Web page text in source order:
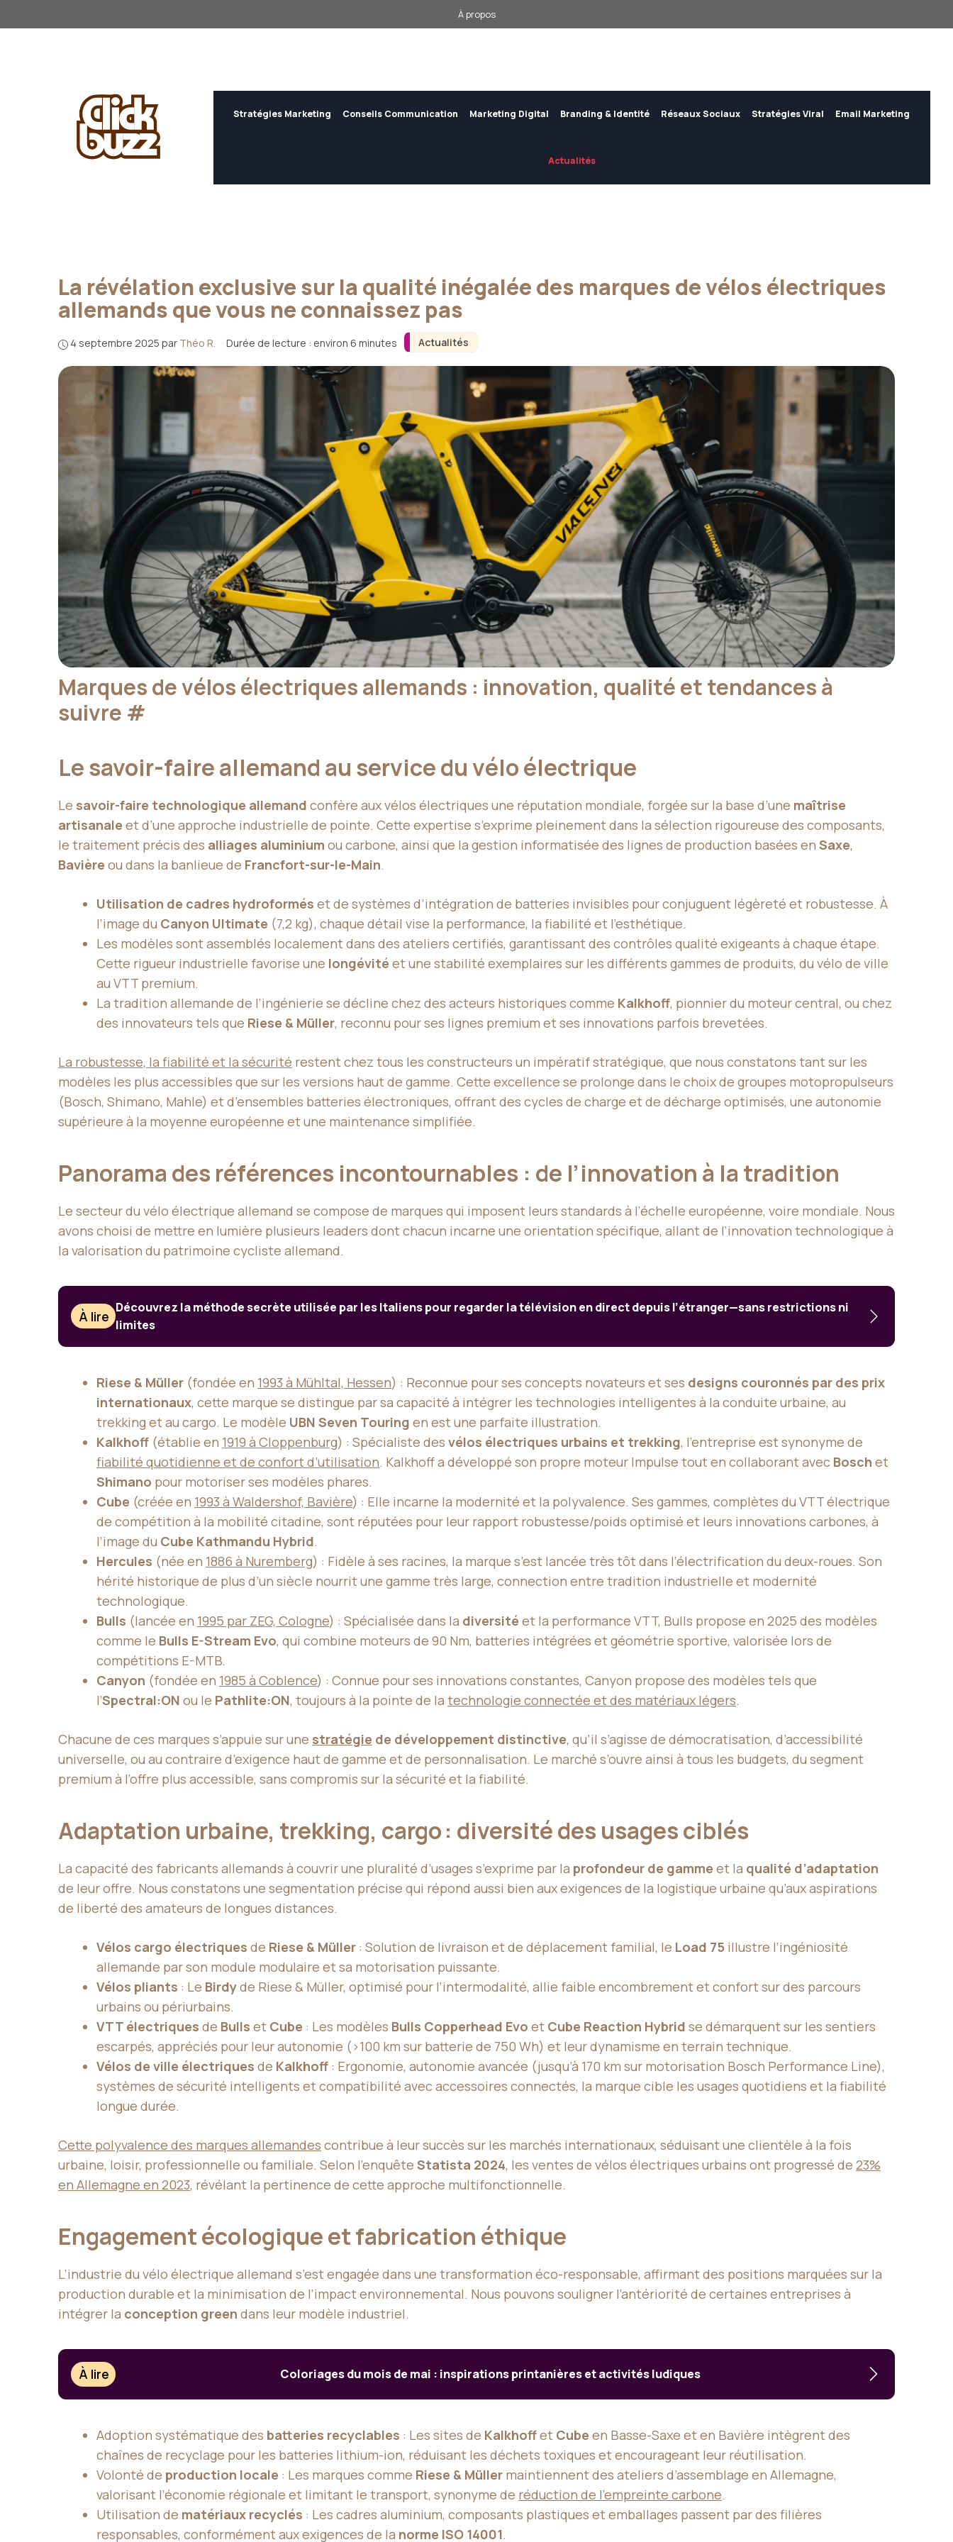
au
À propos
Stratégies Marketing Conseils Communication Marketing Digital Branding & Identité Réseaux Sociaux Stratégies Viral Email Marketing
Actualités
Actualités
La révélation exclusive sur la qualité inégalée des marques de vélos électriques
allemands que vous ne connaissez pas
4 septembre 2025 par Théo R. · Durée de lecture : environ 6 minutes
Marques de vélos électriques allemands : innovation, qualité et tendances à
suivre #
Le savoir-faire allemand au service du vélo électrique
Le savoir-faire technologique allemand confère aux vélos électriques une réputation mondiale, forgée sur la base d’une maîtrise
artisanale et d’une approche industrielle de pointe. Cette expertise s’exprime pleinement dans la sélection rigoureuse des composants,
le traitement précis des alliages aluminium ou carbone, ainsi que la gestion informatisée des lignes de production basées en Saxe,
Bavière ou dans la banlieue de Francfort-sur-le-Main.
Utilisation de cadres hydroformés et de systèmes d’intégration de batteries invisibles pour conjuguent légèreté et robustesse. À
l’image du Canyon Ultimate (7,2 kg), chaque détail vise la performance, la fiabilité et l’esthétique.
Les modèles sont assemblés localement dans des ateliers certifiés, garantissant des contrôles qualité exigeants à chaque étape.
Cette rigueur industrielle favorise une longévité et une stabilité exemplaires sur les différents gammes de produits, du vélo de ville
au VTT premium.
La tradition allemande de l’ingénierie se décline chez des acteurs historiques comme Kalkhoff, pionnier du moteur central, ou chez
des innovateurs tels que Riese & Müller, reconnu pour ses lignes premium et ses innovations parfois brevetées.
La robustesse, la fiabilité et la sécurité restent chez tous les constructeurs un impératif stratégique, que nous constatons tant sur les
modèles les plus accessibles que sur les versions haut de gamme. Cette excellence se prolonge dans le choix de groupes motopropulseurs
(Bosch, Shimano, Mahle) et d’ensembles batteries électroniques, offrant des cycles de charge et de décharge optimisés, une autonomie
supérieure à la moyenne européenne et une maintenance simplifiée.
Panorama des références incontournables : de l’innovation à la tradition
Le secteur du vélo électrique allemand se compose de marques qui imposent leurs standards à l’échelle européenne, voire mondiale. Nous
avons choisi de mettre en lumière plusieurs leaders dont chacun incarne une orientation spécifique, allant de l’innovation technologique à
la valorisation du patrimoine cycliste allemand.
À lire
Découvrez la méthode secrète utilisée par les Italiens pour regarder la télévision en direct depuis l’étranger—sans restrictions ni
limites
Riese & Müller (fondée en 1993 à Mühltal, Hessen) : Reconnue pour ses concepts novateurs et ses designs couronnés par des prix
internationaux, cette marque se distingue par sa capacité à intégrer les technologies intelligentes à la conduite urbaine, au
trekking et au cargo. Le modèle UBN Seven Touring en est une parfaite illustration.
Kalkhoff (établie en 1919 à Cloppenburg) : Spécialiste des vélos électriques urbains et trekking, l’entreprise est synonyme de
fiabilité quotidienne et de confort d’utilisation. Kalkhoff a développé son propre moteur Impulse tout en collaborant avec Bosch et
Shimano pour motoriser ses modèles phares.
Cube (créée en 1993 à Waldershof, Bavière) : Elle incarne la modernité et la polyvalence. Ses gammes, complètes du VTT électrique
de compétition à la mobilité citadine, sont réputées pour leur rapport robustesse/poids optimisé et leurs innovations carbones, à
l’image du Cube Kathmandu Hybrid.
Hercules (née en 1886 à Nuremberg) : Fidèle à ses racines, la marque s’est lancée très tôt dans l’électrification du deux-roues. Son
hérité historique de plus d’un siècle nourrit une gamme très large, connection entre tradition industrielle et modernité
technologique.
Bulls (lancée en 1995 par ZEG, Cologne) : Spécialisée dans la diversité et la performance VTT, Bulls propose en 2025 des modèles
comme le Bulls E-Stream Evo, qui combine moteurs de 90 Nm, batteries intégrées et géométrie sportive, valorisée lors de
compétitions E-MTB.
Canyon (fondée en 1985 à Coblence) : Connue pour ses innovations constantes, Canyon propose des modèles tels que
l’Spectral:ON ou le Pathlite:ON, toujours à la pointe de la technologie connectée et des matériaux légers.
Chacune de ces marques s’appuie sur une stratégie de développement distinctive, qu’il s’agisse de démocratisation, d’accessibilité
universelle, ou au contraire d’exigence haut de gamme et de personnalisation. Le marché s’ouvre ainsi à tous les budgets, du segment
premium à l’offre plus accessible, sans compromis sur la sécurité et la fiabilité.
Adaptation urbaine, trekking, cargo : diversité des usages ciblés
La capacité des fabricants allemands à couvrir une pluralité d’usages s’exprime par la profondeur de gamme et la qualité d’adaptation
de leur offre. Nous constatons une segmentation précise qui répond aussi bien aux exigences de la logistique urbaine qu’aux aspirations
de liberté des amateurs de longues distances.
Vélos cargo électriques de Riese & Müller : Solution de livraison et de déplacement familial, le Load 75 illustre l’ingéniosité
allemande par son module modulaire et sa motorisation puissante.
Vélos pliants : Le Birdyde Riese & Müller, optimisé pour l’intermodalité, allie faible encombrement et confort sur des parcours
urbains ou périurbains.
VTT électriques de Bulls et Cube : Les modèles Bulls Copperhead Evo et Cube Reaction Hybrid se démarquent sur les sentiers
escarpés, appréciés pour leur autonomie (>100 km sur batterie de 750 Wh) et leur dynamisme en terrain technique.
Vélos de ville électriques de Kalkhoff : Ergonomie, autonomie avancée (jusqu’à 170 km sur motorisation Bosch Performance Line),
systèmes de sécurité intelligents et compatibilité avec accessoires connectés, la marque cible les usages quotidiens et la fiabilité
longue durée.
Cette polyvalence des marques allemandes contribue à leur succès sur les marchés internationaux, séduisant une clientèle à la fois
urbaine, loisir, professionnelle ou familiale. Selon l’enquête Statista 2024, les ventes de vélos électriques urbains ont progressé de 23%
en Allemagne en 2023, révélant la pertinence de cette approche multifonctionnelle.
Engagement écologique et fabrication éthique
L’industrie du vélo électrique allemand s’est engagée dans une transformation éco-responsable, affirmant des positions marquées sur la
production durable et la minimisation de l’impact environnemental. Nous pouvons souligner l’antériorité de certaines entreprises à
intégrer la conception green dans leur modèle industriel.
À lire Coloriages du mois de mai : inspirations printanières et activités ludiques
Adoption systématique des batteries recyclables : Les sites de Kalkhoffet Cube en Basse-Saxe et en Bavière intègrent des
chaînes de recyclage pour les batteries lithium-ion, réduisant les déchets toxiques et encourageant leur réutilisation.
Volonté de production locale : Les marques comme Riese & Müller maintiennent des ateliers d’assemblage en Allemagne,
valorisant l’économie régionale et limitant le transport, synonyme de réduction de l’empreinte carbone.
Utilisation de matériaux recyclés : Les cadres aluminium, composants plastiques et emballages passent par des filières
responsables, conformément aux exigences de la norme ISO 14001.